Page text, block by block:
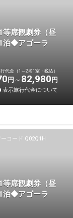
等席観劇券（昼
泊◆アゴーラ
代金（1～2名1室・税込）
円 82,980 円
表示旅行代金について
ーコード Q02Q1H
等席観劇券（昼
泊◆アゴーラ